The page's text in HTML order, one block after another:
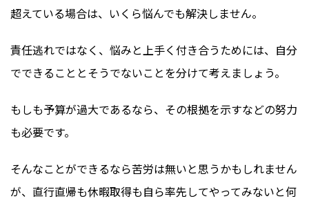
超えている場合は、いくら悩んでも解決しません。
責任逃れではなく、悩みと上手く付き合うためには、自分
でできることとそうでないことを分けて考えましょう。
もしも予算が過大であるなら、その根拠を示すなどの努力
も必要です。
そんなことができるなら苦労は無いと思うかもしれません
が、直行直帰も休暇取得も自ら率先してやってみないと何